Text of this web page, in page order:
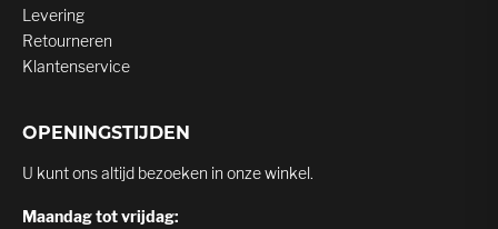
Levering
Retourneren
Klantenservice
OPENINGSTIJDEN
U kunt ons altijd bezoeken in onze winkel.
Maandag tot vrijdag: